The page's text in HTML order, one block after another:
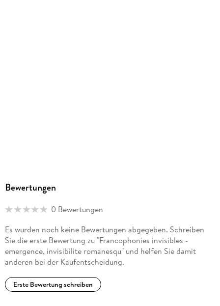
Bewertungen
0 Bewertungen
Es wurden noch keine Bewertungen abgegeben. Schreiben
Sie die erste Bewertung zu "Francophonies invisibles -
emergence, invisibilite romanesqu" und helfen Sie damit
anderen bei der Kaufentscheidung.
Erste Bewertung schreiben